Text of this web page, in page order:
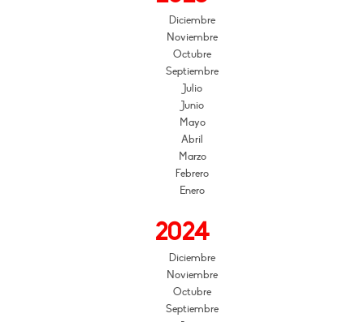
Diciembre
Noviembre
Octubre
Septiembre
Julio
Junio
Mayo
Abril
Marzo
Febrero
Enero
2024
Diciembre
Noviembre
Octubre
Septiembre